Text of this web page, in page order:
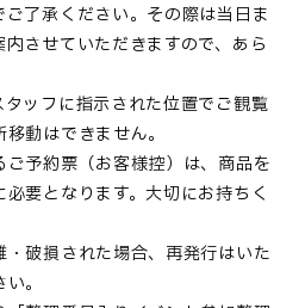
了承ください。その際は当日ま
させていただきますので、あら
ッフに指示された位置でご観覧
動はできません。
ご予約票（お客様控）は、商品を
要となります。大切にお持ちく
・破損された場合、再発行はいた
。